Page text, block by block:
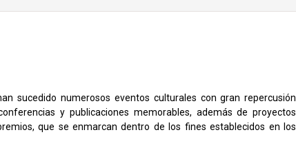
sucedido numerosos eventos culturales con gran repercusión
y publicaciones memorables, además de proyectos
que se enmarcan dentro de los fines establecidos en los